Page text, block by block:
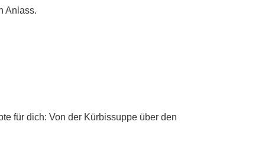
Anlass.
für dich: Von der Kürbissuppe über den